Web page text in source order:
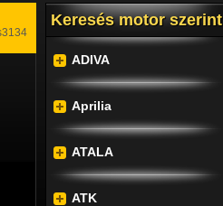
Keresés motor szerint
ADIVA
Aprilia
ATALA
ATK